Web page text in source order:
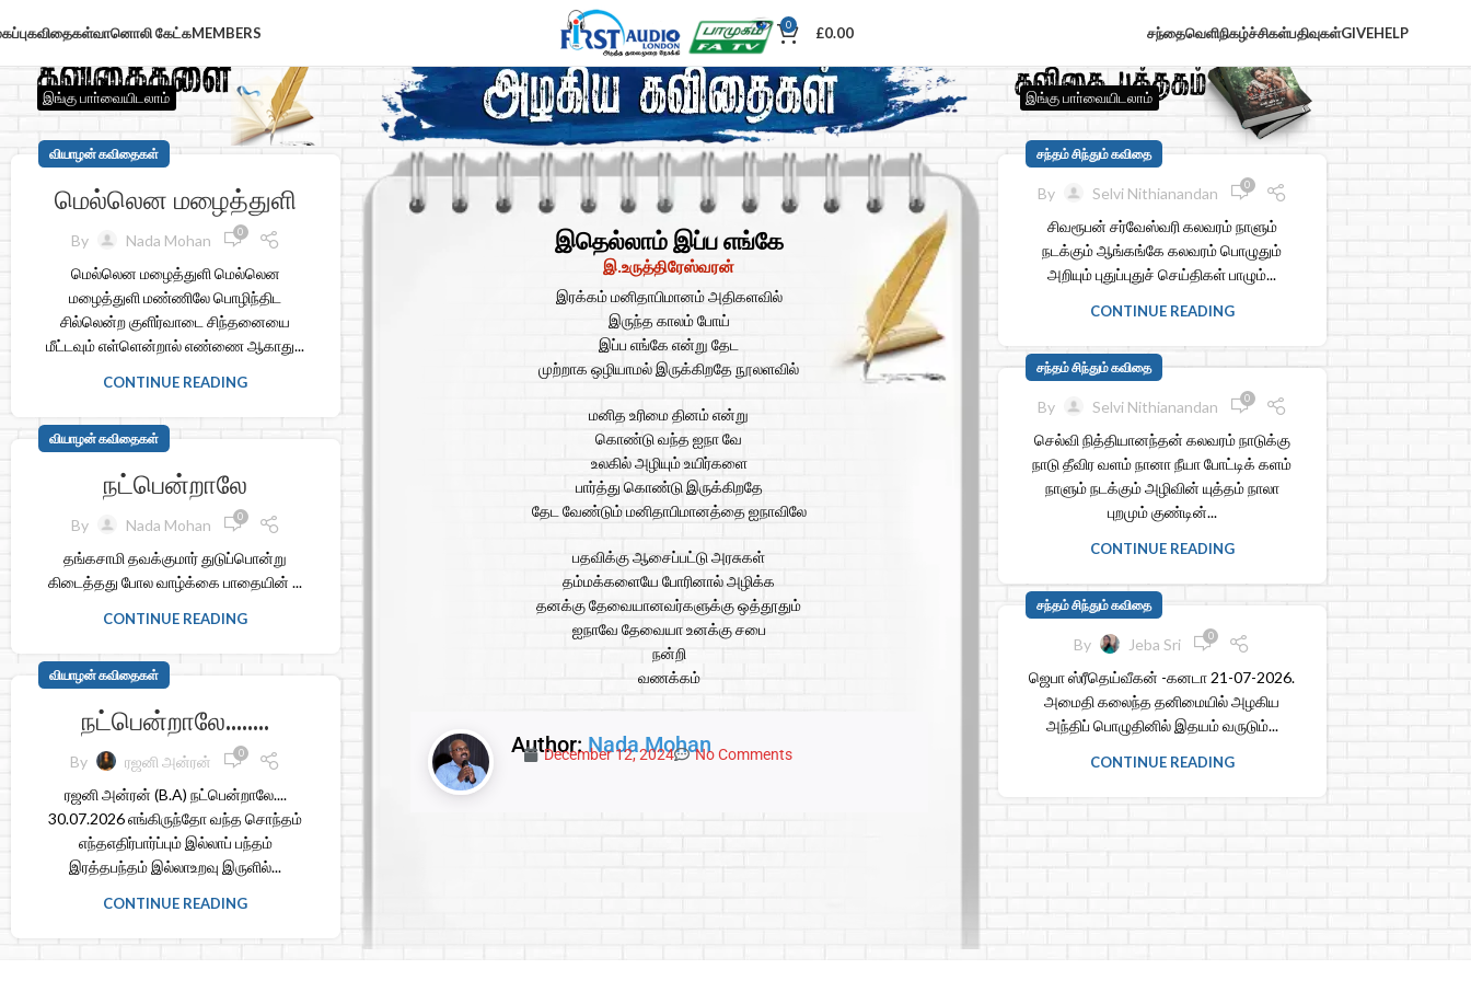
கவிதைகள்வானொலி கேட்கMEMBERS 0 £0.00 சந்தைவெளிநிகழ்ச்சிகள்பதிவுகள்GIVEHELP
இங்கு பாா்வையிடலாம் இங்கு பாா்வையிடலாம்
வியாழன் கவிதைகள்
மெல்லென மழைத்துளி
By Nada Mohan 0
மெல்லென மழைத்துளி மெல்லென
மழைத்துளி மண்ணிலே பொழிந்திட
சில்லென்ற குளிர்வாடை சிந்தனையை
மீட்டவும் எள்ளென்றால் எண்ணை ஆகாது...
CONTINUE READING
வியாழன் கவிதைகள்
நட்பென்றாலே
By Nada Mohan 0
தங்கசாமி தவக்குமார் துடுப்பொன்று
கிடைத்தது போல வாழ்க்கை பாதையின் ...
CONTINUE READING
வியாழன் கவிதைகள்
நட்பென்றாலே……..
By ரஜனி அன்ரன் 0
ரஜனி அன்ரன் (B.A) நட்பென்றாலே....
30.07.2026 எங்கிருந்தோ வந்த சொந்தம்
எந்தஎதிர்பார்ப்பும் இல்லாப் பந்தம்
இரத்தபந்தம் இல்லாஉறவு இருளில்...
CONTINUE READING
இதெல்லாம் இப்ப எங்கே
இ.உருத்திரேஸ்வரன்
இரக்கம் மனிதாபிமானம் அதிகளவில்
இருந்த காலம் போய்
இப்ப எங்கே என்று தேட
முற்றாக ஒழியாமல் இருக்கிறதே நூலளவில்
மனித உரிமை தினம் என்று
கொண்டு வந்த ஐநா வே
உலகில் அழியும் உயிர்களை
பார்த்து கொண்டு இருக்கிறதே
தேட வேண்டும் மனிதாபிமானத்தை ஐநாவிலே
பதவிக்கு ஆசைப்பட்டு அரசுகள்
தம்மக்களையே போரினால் அழிக்க
தனக்கு தேவையானவர்களுக்கு ஒத்தூதும்
ஐநாவே தேவையா உனக்கு சபை
நன்றி
வணக்கம்
Author:Nada Mohan
December 12, 2024 No Comments
சந்தம் சிந்தும் கவிதை
By Selvi Nithianandan 0
சிவரூபன் சர்வேஸ்வரி கலவரம் நாளும்
நடக்கும் ஆங்கங்கே கலவரம் பொழுதும்
அறியும் புதுப்புதுச் செய்திகள் பாழும்...
CONTINUE READING
சந்தம் சிந்தும் கவிதை
By Selvi Nithianandan 0
செல்வி நித்தியானந்தன் கலவரம் நாடுக்கு
நாடு தீவிர வளம் நானா நீயா போட்டிக் களம்
நாளும் நடக்கும் அழிவின் யுத்தம் நாலா
புறமும் குண்டின்...
CONTINUE READING
சந்தம் சிந்தும் கவிதை
By Jeba Sri 0
ஜெபா ஸ்ரீதெய்வீகன் -கனடா 21-07-2026.
அமைதி கலைந்த தனிமையில் அழகிய
அந்திப் பொழுதினில் இதயம் வருடும்...
CONTINUE READING